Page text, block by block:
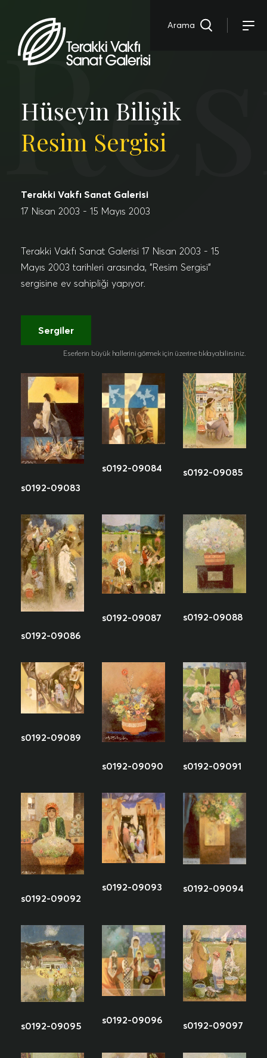
Arama
Hüseyin Bilişik
Resim Sergisi
Terakki Vakfı Sanat Galerisi
17 Nisan 2003 - 15 Mayıs 2003
Terakki Vakfı Sanat Galerisi 17 Nisan 2003 - 15
Mayıs 2003 tarihleri arasında, "Resim Sergisi"
sergisine ev sahipliği yapıyor.
Sergiler
Eserlerin büyük hallerini görmek için üzerine tıklayabilirsiniz.
s0192-09083
s0192-09084 s0192-09085
s0192-09086
s0192-09087 s0192-09088
s0192-09089
s0192-09090 s0192-09091
s0192-09092
s0192-09093 s0192-09094
s0192-09095
s0192-09096
s0192-09097